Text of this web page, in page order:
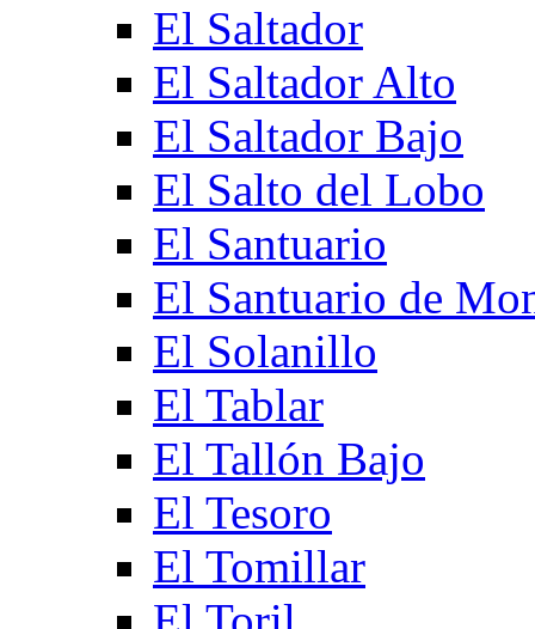
El Saltador
El Saltador Alto
El Saltador Bajo
El Salto del Lobo
El Santuario
El Santuario de
El Solanillo
El Tablar
El Tallón Bajo
El Tesoro
El Tomillar